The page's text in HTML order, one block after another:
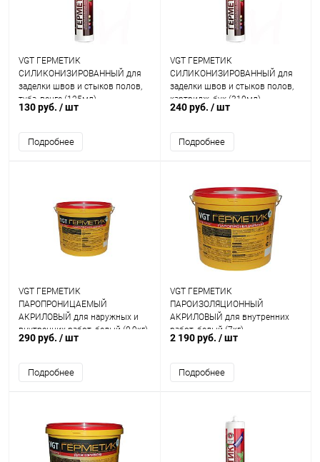
VGT ГЕРМЕТИК
СИЛИКОНИЗИРОВАННЫЙ для
заделки швов и стыков полов,
туба, венге (125мл)
130 руб. / шт
Подробнее
VGT ГЕРМЕТИК
СИЛИКОНИЗИРОВАННЫЙ для
заделки швов и стыков полов,
картридж, бук (310мл)
240 руб. / шт
Подробнее
VGT ГЕРМЕТИК
ПАРОПРОНИЦАЕМЫЙ
АКРИЛОВЫЙ для наружных и
внутренних работ, белый (0,9кг)
290 руб. / шт
Подробнее
VGT ГЕРМЕТИК
ПАРОИЗОЛЯЦИОННЫЙ
АКРИЛОВЫЙ для внутренних
работ, белый (7кг)
2 190 руб. / шт
Подробнее